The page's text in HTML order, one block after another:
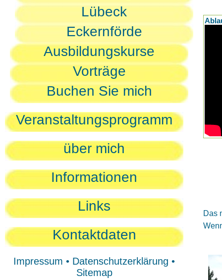
Lübeck
Eckernförde
Ausbildungskurse
Vorträge
Buchen Sie mich
Veranstaltungsprogramm
über mich
Informationen
Links
Kontaktdaten
Impressum • Datenschutzerklärung •
Sitemap
Das